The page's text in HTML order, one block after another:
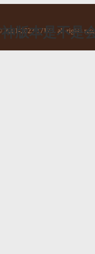
版本是不是
2023 17173. all rights